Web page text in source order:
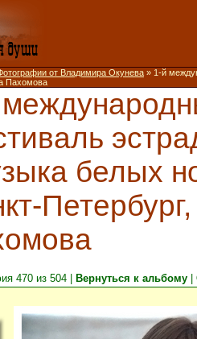
от Владимира Окунева » 1-й
Пахомова
белых
470 из 504 | Вернуться к альбому